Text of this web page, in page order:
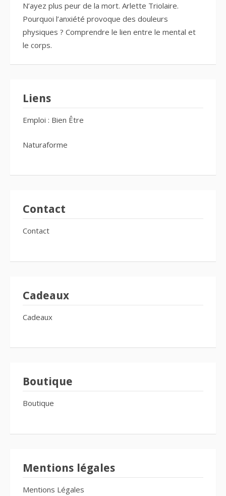
N’ayez plus peur de la mort. Arlette Triolaire.
Pourquoi l’anxiété provoque des douleurs
physiques ? Comprendre le lien entre le mental et
le corps.
Liens
Emploi : Bien Être
Naturaforme
Contact
Contact
Cadeaux
Cadeaux
Boutique
Boutique
Mentions légales
Mentions Légales